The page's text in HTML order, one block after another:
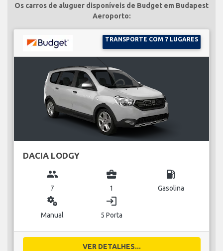
Os carros de aluguer disponíveis de Budget em Budapest
Aeroporto:
TRANSPORTE COM 7 LUGARES
DACIA LODGY
group
7
business_center
1
local_gas_station
Gasolina
miscellaneous_services
Manual
login
5 Porta
VER DETALHES...